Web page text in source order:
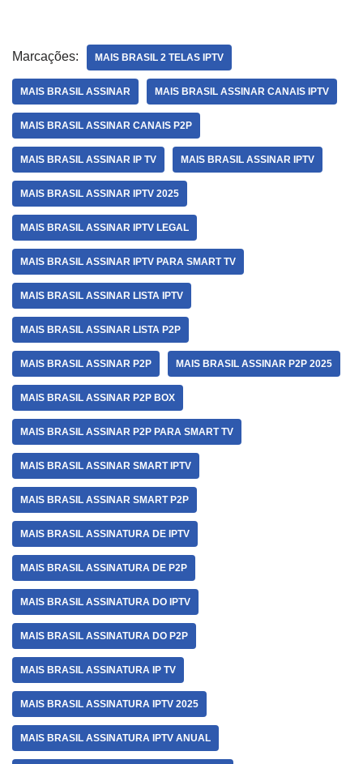
Marcações: MAIS BRASIL 2 TELAS IPTV
MAIS BRASIL ASSINAR MAIS BRASIL ASSINAR CANAIS IPTV
MAIS BRASIL ASSINAR CANAIS P2P
MAIS BRASIL ASSINAR IP TV MAIS BRASIL ASSINAR IPTV
MAIS BRASIL ASSINAR IPTV 2025
MAIS BRASIL ASSINAR IPTV LEGAL
MAIS BRASIL ASSINAR IPTV PARA SMART TV
MAIS BRASIL ASSINAR LISTA IPTV
MAIS BRASIL ASSINAR LISTA P2P
MAIS BRASIL ASSINAR P2P MAIS BRASIL ASSINAR P2P 2025
MAIS BRASIL ASSINAR P2P BOX
MAIS BRASIL ASSINAR P2P PARA SMART TV
MAIS BRASIL ASSINAR SMART IPTV
MAIS BRASIL ASSINAR SMART P2P
MAIS BRASIL ASSINATURA DE IPTV
MAIS BRASIL ASSINATURA DE P2P
MAIS BRASIL ASSINATURA DO IPTV
MAIS BRASIL ASSINATURA DO P2P
MAIS BRASIL ASSINATURA IP TV
MAIS BRASIL ASSINATURA IPTV 2025
MAIS BRASIL ASSINATURA IPTV ANUAL